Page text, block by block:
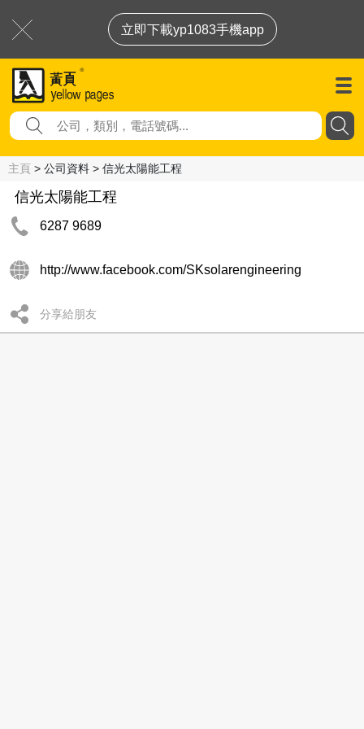
立即下載yp1083手機app
主頁 > 公司資料 > 信光太陽能工程
信光太陽能工程
6287 9689
http://www.facebook.com/SKsolarengineering
分享給朋友